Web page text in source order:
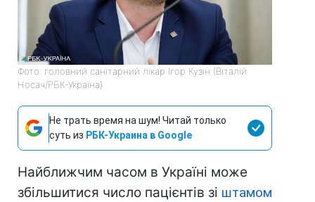
Фото: головний санітарний лікар Ігор Кузін (Віталій
Носач/РБК-Україна)
Не трать время на шум! Читай только
суть из РБК-Украина в Google
Найближчим часом в Україні може
збільшитися число пацієнтів зі штамом